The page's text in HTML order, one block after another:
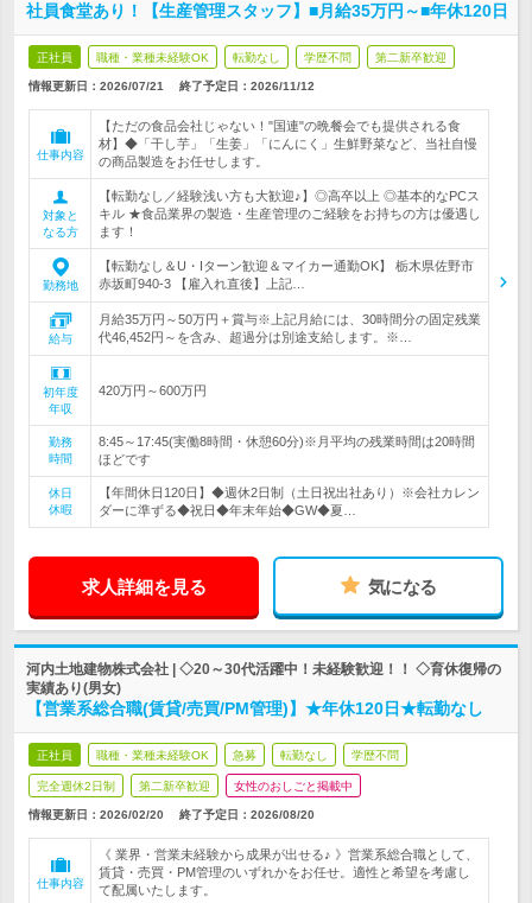
社員食堂あり！【生産管理スタッフ】■月給35万円～■年休120日
正社員 職種・業種未経験OK 転勤なし 学歴不問 第二新卒歓迎
情報更新日：2026/07/21 終了予定日： 2026/11/12
仕事内容
【ただの食品会社じゃない！"国連"の晩餐会でも提供される食
材】◆「干し芋」「生姜」「にんにく」生鮮野菜など、当社自慢
の商品製造をお任せします。
対象と
なる方
【転勤なし／経験浅い方も大歓迎♪】◎高卒以上 ◎基本的なPCス
キル ★食品業界の製造・生産管理のご経験をお持ちの方は優遇し
ます！
勤務地
【転勤なし＆U・Iターン歓迎＆マイカー通勤OK】 栃木県佐野市
赤坂町940-3 【雇入れ直後】上記…
給与
月給35万円～50万円＋賞与※上記月給には、30時間分の固定残業
代46,452円～を含み、超過分は別途支給します。※…
初年度
年収
420万円～600万円
勤務
時間
8:45～17:45(実働8時間・休憩60分)※月平均の残業時間は20時間
ほどです
休日
休暇
【年間休日120日】◆週休2日制（土日祝出社あり）※会社カレン
ダーに準ずる◆祝日◆年末年始◆GW◆夏…
求人詳細を見る 気になる
河内土地建物株式会社 | ◇20～30代活躍中！未経験歓迎！！ ◇育休復帰の
実績あり(男女)
【営業系総合職(賃貸/売買/PM管理)】★年休120日★転勤なし
正社員 職種・業種未経験OK 急募 転勤なし 学歴不問
完全週休2日制 第二新卒歓迎 女性のおしごと掲載中
情報更新日：2026/02/20 終了予定日： 2026/08/20
仕事内容
《 業界・営業未経験から成果が出せる♪ 》営業系総合職として、
賃貸・売買・PM管理のいずれかをお任せ。適性と希望を考慮し
て配属いたします。